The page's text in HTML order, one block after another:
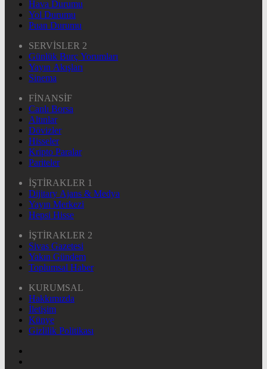
Hava Durumu
Yol Durumu
Puan Durumu
SERVİSLER 2
Günlük Burç Yorumları
Yayın Akışları
Sinema
FİNANSİF
Canlı Borsa
Altınlar
Dövizler
Hisseler
Kripto Paralar
Pariteler
İŞTİRAKLER 1
Dijitary Ajans & Medya
Yayın Merkezi
Hepsi Hisse
İŞTİRAKLER 2
Sivas Gazetesi
Yakın Gündem
Toplumsal Haber
KURUMSAL
Hakkımızda
İletişim
Künye
Gizlilik Politikası